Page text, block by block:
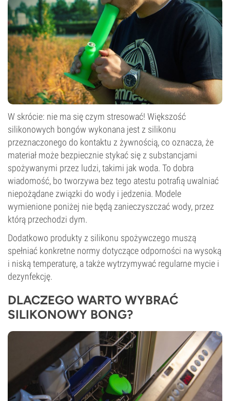
W skrócie: nie ma się czym stresować! Większość
silikonowych bongów wykonana jest z silikonu
przeznaczonego do kontaktu z żywnością, co oznacza, że
materiał może bezpiecznie stykać się z substancjami
spożywanymi przez ludzi, takimi jak woda. To dobra
wiadomość, bo tworzywa bez tego atestu potrafią uwalniać
niepożądane związki do wody i jedzenia. Modele
wymienione poniżej nie będą zanieczyszczać wody, przez
którą przechodzi dym.
Dodatkowo produkty z silikonu spożywczego muszą
spełniać konkretne normy dotyczące odporności na wysoką
i niską temperaturę, a także wytrzymywać regularne mycie i
dezynfekcję.
DLACZEGO WARTO WYBRAĆ
SILIKONOWY BONG?